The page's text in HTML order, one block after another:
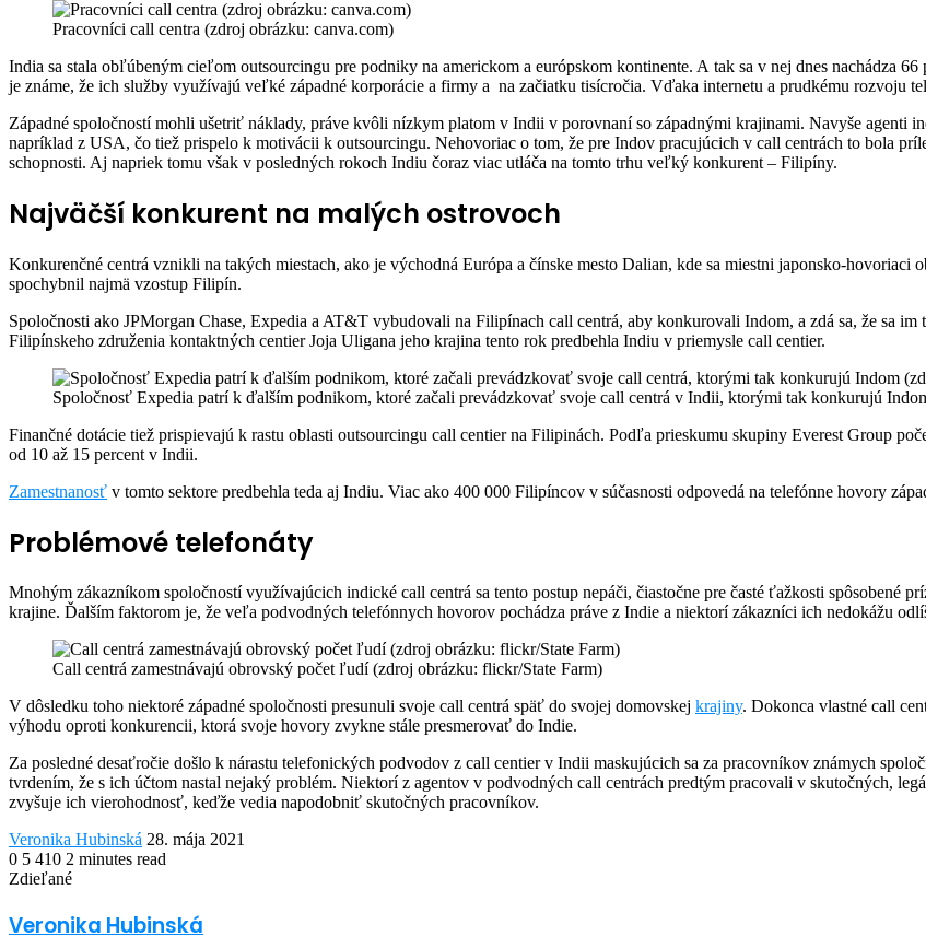
Pracovníci call centra (zdroj obrázku: canva.com)
India sa stala obľúbeným cieľom outsourcingu pre podniky na americkom a európskom kontinente. A tak sa v nej dnes nachádza
je známe, že ich služby využívajú veľké západné korporácie a firmy a na začiatku tisícročia. Vďaka internetu a prudkému rozvoju
Západné spoločností mohli ušetriť náklady, práve kvôli nízkym platom v Indii v porovnaní so západnými krajinami. Navyše agenti
napríklad z USA, čo tiež prispelo k motivácii k outsourcingu. Nehovoriac o tom, že pre Indov pracujúcich v call centrách to bola
schopnosti. Aj napriek tomu však v posledných rokoch Indiu čoraz viac utláča na tomto trhu veľký konkurent – Filipíny.
Najväčší konkurent na malých ostrovoch
Konkurenčné centrá vznikli na takých miestach, ako je východná Európa a čínske mesto Dalian, kde sa miestni japonsko-
spochybnil najmä vzostup Filipín.
Spoločnosti ako JPMorgan Chase, Expedia a AT&T vybudovali na Filipínach call centrá, aby konkurovali Indom, a zdá sa, že sa
Filipínskeho združenia kontaktných centier Joja Uligana jeho krajina tento rok predbehla Indiu v priemysle call centier.
Spoločnosť Expedia patrí k ďalším podnikom, ktoré začali prevádzkovať svoje call centrá v Indii, ktorými tak konkurujú
Finančné dotácie tiež prispievajú k rastu oblasti outsourcingu call centier na Filipinách. Podľa prieskumu skupiny Everest Group
od 10 až 15 percent v Indii.
Zamestnanosť v tomto sektore predbehla teda aj Indiu. Viac ako 400 000 Filipíncov v súčasnosti odpovedá na telefónne hovory
Problémové telefonáty
Mnohým zákazníkom spoločností využívajúcich indické call centrá sa tento postup nepáči, čiastočne pre časté ťažkosti spôsobené
krajine. Ďalším faktorom je, že veľa podvodných telefónnych hovorov pochádza práve z Indie a niektorí zákazníci ich nedokážu
Call centrá zamestnávajú obrovský počet ľudí (zdroj obrázku: flickr/State Farm)
V dôsledku toho niektoré západné spoločnosti presunuli svoje call centrá späť do svojej domovskej krajiny. Dokonca vlastné call
výhodu oproti konkurencii, ktorá svoje hovory zvykne stále presmerovať do Indie.
Za posledné desaťročie došlo k nárastu telefonických podvodov z call centier v Indii maskujúcich sa za pracovníkov známych
tvrdením, že s ich účtom nastal nejaký problém. Niektorí z agentov v podvodných call centrách predtým pracovali v skutočných,
zvyšuje ich vierohodnosť, keďže vedia napodobniť skutočných pracovníkov.
Veronika Hubinská Send
an
28. mája 2021
0 5 410 2 minutes read
Facebook
Twitter
LinkedIn
Share
Email
Print
Zdieľané
via
Email
Veronika Hubinská